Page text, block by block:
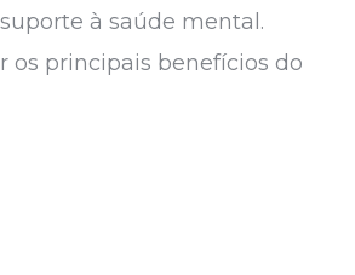
à saúde mental.
os principais benefícios do